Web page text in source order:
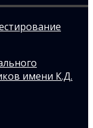
имени К.Д.